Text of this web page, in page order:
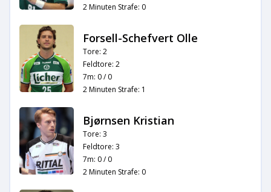
2 Minuten Strafe: 0
Forsell-Schefvert Olle
Tore: 2
Feldtore: 2
7m: 0 / 0
2 Minuten Strafe: 1
Bjørnsen Kristian
Tore: 3
Feldtore: 3
7m: 0 / 0
2 Minuten Strafe: 0